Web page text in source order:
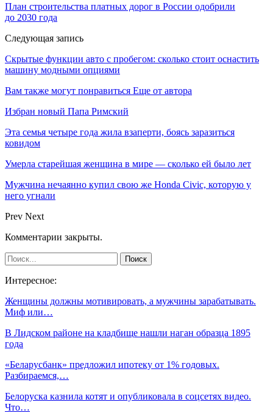
План строительства платных дорог в России одобрили
до 2030 года
Следующая запись
Скрытые функции авто с пробегом: сколько стоит оснастить
машину модными опциями
Вам также могут понравиться Еще от автора
Избран новый Папа Римский
Эта семья четыре года жила взаперти, боясь заразиться
ковидом
Умерла старейшая женщина в мире — сколько ей было лет
Мужчина нечаянно купил свою же Honda Civic, которую у
него угнали
Prev Next
Комментарии закрыты.
Интересное:
Женщины должны мотивировать, а мужчины зарабатывать.
Миф или…
В Лидском районе на кладбище нашли наган образца 1895
года
«Беларусбанк» предложил ипотеку от 1% годовых.
Разбираемся,…
Белоруска казнила котят и опубликовала в соцсетях видео.
Что…